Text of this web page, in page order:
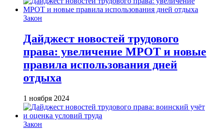
Закон
Дайджест новостей трудового
права: увеличение МРОТ и новые
правила использования дней
отдыха
1 ноября 2024
Закон